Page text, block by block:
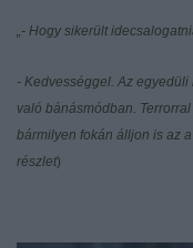
„- Hogy sikerült
- Kedvességgel. Az
való bánásmódban.
bármilyen fokán álljon is az
részlet)